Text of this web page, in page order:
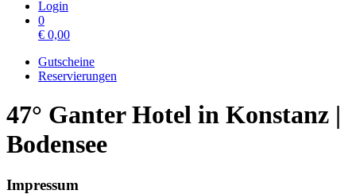
Login
0
€ 0,00
Gutscheine
Reservierungen
47° Ganter Hotel in Konstanz |
Bodensee
Impressum